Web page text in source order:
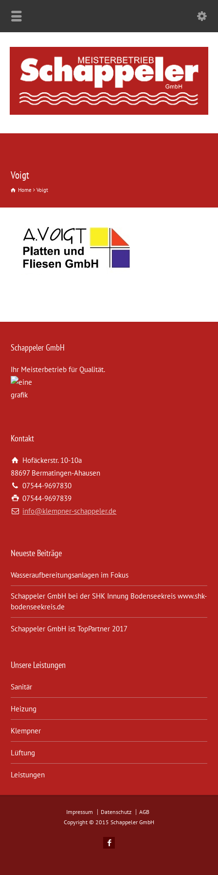
Voigt
Home Voigt
Schappeler GmbH
Ihr Meisterbetrieb für Qualität.
Kontakt
Hofäckerstr. 10-10a
88697 Bermatingen-Ahausen
07544-9697830
07544-9697839
info@klempner-schappeler.de
Neueste Beiträge
Wasseraufbereitungsanlagen im Fokus
Schappeler GmbH bei der SHK Innung Bodenseekreis www.shk-
bodenseekreis.de
Schappeler GmbH ist TopPartner 2017
Unsere Leistungen
Sanitär
Heizung
Klempner
Lüftung
Leistungen
Impressum Datenschutz
AGB
Copyright © 2015 Schappeler GmbH